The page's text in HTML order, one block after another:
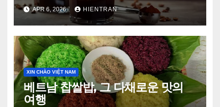
APR 6, 2026 HIENTRAN
XIN CHÀO VIỆT NAM
베트남 찹쌀밥, 그 다채로운 맛의
여행